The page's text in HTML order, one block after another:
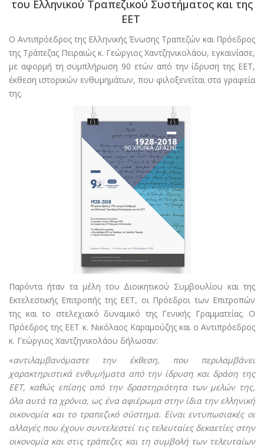
του Ελληνικού Τραπεζικού Συστήματος και της
ΕΕΤ
Ο Αντιπρόεδρος της Ελληνικής Ένωσης Τραπεζών και Πρόεδρος
της Τράπεζας Πειραιώς κ. Γεώργιος Χαντζηνικολάου, εγκαινίασε,
με αφορμή τη συμπλήρωση 90 ετών από την ίδρυση της ΕΕΤ,
έκθεση ιστορικών ενθυμημάτων, που φιλοξενείται στα γραφεία
της.
Παρόντα ήταν τα μέλη του Διοικητικού Συμβουλίου και της
Εκτελεστικής Επιτροπής της ΕΕΤ, οι Πρόεδροι των Επιτροπών
της και το στελεχιακό δυναμικό της Γενικής Γραμματείας. Ο
Πρόεδρος της ΕΕΤ κ. Νικόλαος Καραμούζης και ο Αντιπρόεδρος
κ. Γεώργιος Χαντζηνικολάου δήλωσαν:
«αντιλαμβανόμαστε την έκθεση, που περιλαμβάνει
χαρακτηριστικά ενθυμήματα από την ίδρυση και δράση της
ΕΕΤ, καθώς επίσης από την δραστηριότητα των μελών της,
όλα αυτά τα χρόνια, ως ένα αφιέρωμα στην ίδια την ελληνική
οικονομία και το τραπεζικό σύστημα. Είναι εντυπωσιακές οι
αλλαγές που έχουν συντελεστεί τις τελευταίες δεκαετίες στην
οικονομία και στις τράπεζες και τη συμβολή των τελευταίων